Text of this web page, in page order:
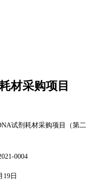
材采购项目
试剂耗材采购项目
（第二
0004
19 日